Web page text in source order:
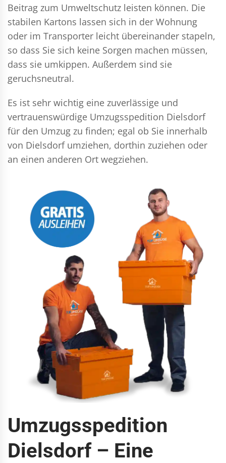
Beitrag zum Umweltschutz leisten können. Die
stabilen Kartons lassen sich in der Wohnung
oder im Transporter leicht übereinander stapeln,
so dass Sie sich keine Sorgen machen müssen,
dass sie umkippen. Außerdem sind sie
geruchsneutral.
Es ist sehr wichtig eine zuverlässige und
vertrauenswürdige Umzugsspedition Dielsdorf
für den Umzug zu finden; egal ob Sie innerhalb
von Dielsdorf umziehen, dorthin zuziehen oder
an einen anderen Ort wegziehen.
Umzugsspedition
Dielsdorf – Eine